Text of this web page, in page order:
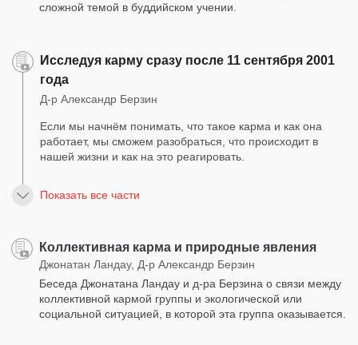
сложной темой в буддийском учении.
Исследуя карму сразу после 11 сентября 2001
года
Д-р Александр Берзин
Если мы начнём понимать, что такое карма и как она
работает, мы сможем разобраться, что происходит в
нашей жизни и как на это реагировать.
Показать все части
Коллективная карма и природные явления
Джонатан Ландау, Д-р Александр Берзин
Беседа Джонатана Ландау и д-ра Берзина о связи между
коллективной кармой группы и экологической или
социальной ситуацией, в которой эта группа оказывается.